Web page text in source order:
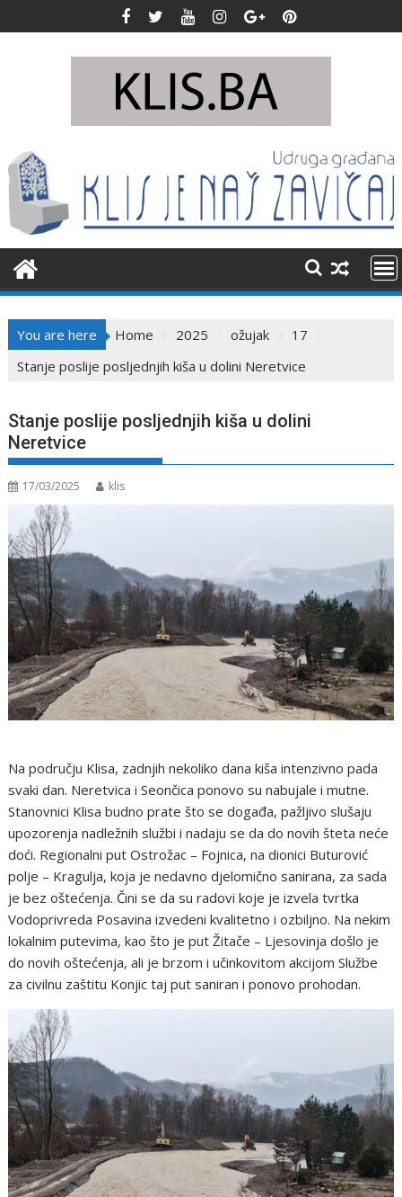
to
You are here Home 2025 ožujak
17
Stanje poslije posljednjih kiša u dolini Neretvice
Stanje poslije posljednjih kiša u dolini
Neretvice
17/03/2025 klis
Na području Klisa, zadnjih nekoliko dana kiša intenzivno pada
svaki dan. Neretvica i Seončica ponovo su nabujale i mutne.
Stanovnici Klisa budno prate što se događa, pažljivo slušaju
upozorenja nadležnih službi i nadaju se da do novih šteta neće
doći. Regionalni put Ostrožac – Fojnica, na dionici Buturović
polje – Kragulja, koja je nedavno djelomično sanirana, za sada
je bez oštećenja. Čini se da su radovi koje je izvela tvrtka
Vodoprivreda Posavina izvedeni kvalitetno i ozbiljno. Na nekim
lokalnim putevima, kao što je put Žitače – Ljesovinja došlo je
do novih oštećenja, ali je brzom i učinkovitom akcijom Službe
za civilnu zaštitu Konjic taj put saniran i ponovo prohodan.